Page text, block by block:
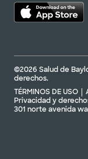
©2026 Salud de
derechos.
TÉRMINOS DE USO
Privacidad y
301 norte avenida